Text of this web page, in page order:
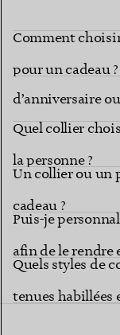
Comment
pour un cadeau ?
Quel collier
d’anniversaire
importante ?
Quel collier
la personne ?
Un collier ou un
cadeau ?
Puis-je
afin de le rendre
Quels styles de
tenues habillées